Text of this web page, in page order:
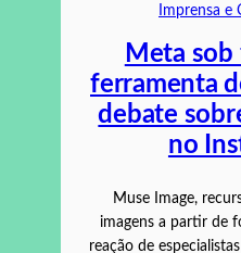
Imprensa e
Meta sob
ferramenta
debate
no
Muse Image,
imagens a partir de
reação de